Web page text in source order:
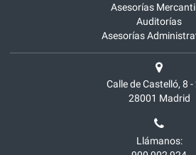
Asesorías
Auditorías
Asesorías
Calle de Castelló, 8 -
28001 Madrid
Llámanos: